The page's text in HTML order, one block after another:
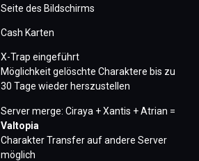
Seite des Bildschirms
Cash Karten
X-Trap eingeführt
Möglichkeit gelöschte Charaktere bis zu
30 Tage wieder herszustellen
Server merge: Ciraya + Xantis + Atrian =
Valtopia
Charakter Transfer auf andere Server
möglich